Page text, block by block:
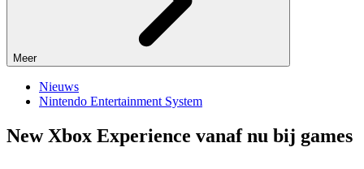
Meer
Nieuws
Nintendo Entertainment System
New Xbox Experience vanaf nu bij games